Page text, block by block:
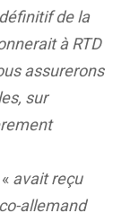
définitif de la
à RTD
assurerons
sur
avait reçu
allemand